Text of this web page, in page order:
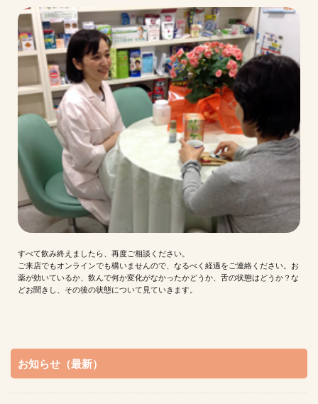
すべて飲み終えましたら、再度ご相談ください。
ご来店でもオンラインでも構いませんので、なるべく経過をご連絡ください。お
薬が効いているか、飲んで何か変化がなかったかどうか、舌の状態はどうか？な
どお聞きし、その後の状態について見ていきます。
お知らせ（最新）